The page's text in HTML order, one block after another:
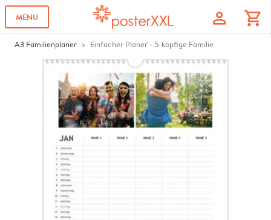
MENU profile shopping_cart
A3 Familienplaner Einfacher Planer - 5-köpfige Familie